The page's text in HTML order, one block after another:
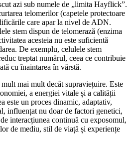
azi sub numele de „limita Hayflick”.
telomerilor (capetele protectoare
care apar la nivel de ADN.
stem dispun de telomerază (enzima
acesteia nu este suficientă
De exemplu, celulele stem
treptat numărul, ceea ce contribuie
cu înaintarea în vârstă.
mult mai mult decât supraviețuire. Este
a energiei vitale și a calității
este un proces dinamic, adaptativ,
influențat nu doar de factori genetici,
interacțiunea continuă cu exposomul,
de mediu, stil de viață și experiențe